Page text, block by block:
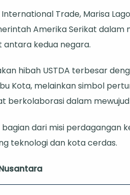
Trade, Marisa
Amerika Serikat dalam
antara kedua negara.
hibah USTDA terbesar
Kota, melainkan simbol
berkolaborasi dalam
dari misi perdagangan
teknologi dan kota cerdas.